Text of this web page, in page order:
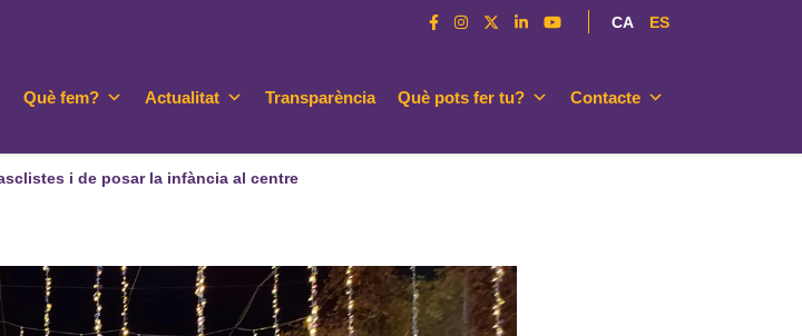
CA ES
Què fem? Actualitat Transparència Què pots fer tu? Contacte
i de posar la infància al centre